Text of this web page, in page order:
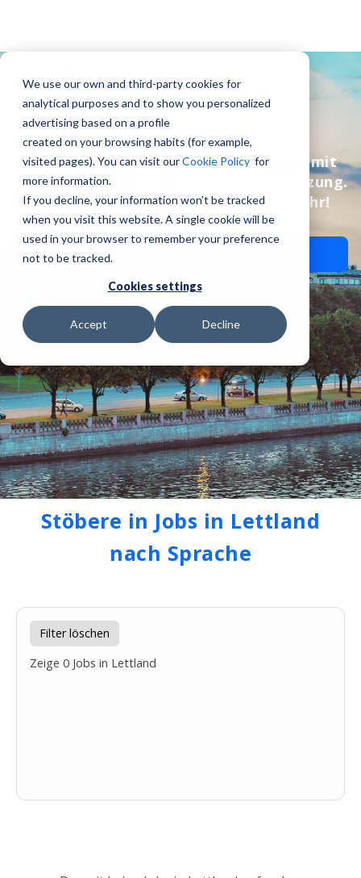
We use our own and third-party cookies for
analytical purposes and to show you personalized
advertising based on a profile
created on your browsing habits (for example,
visited pages). You can visit ourCookie Policy for
more information.
If you decline, your information won’t be tracked
when you visit this website. A single cookie will be
used in your browser to remember your preference
not to be tracked.
Cookies settings
Accept Decline
Jobs In Lettland Für
Deutsche
Finde Jobs in deiner eigenen Sprache, mit
der Leichtigkeit von Umzugsunterstützung.
Starte deine Karriere in Riga und mehr!
Stöbere in Jobs in Lettland
nach Sprache
Filter löschen
Zeige 0 Jobs in Lettland